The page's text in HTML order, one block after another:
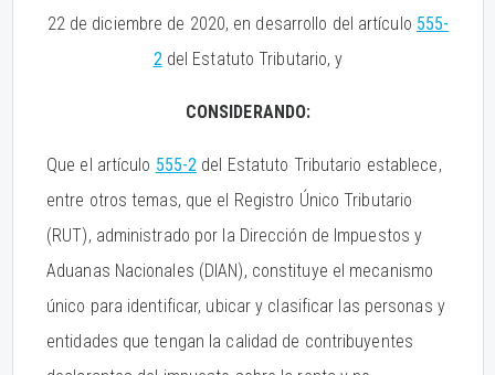
22 de diciembre de 2020, en desarrollo del artículo 555-
2del Estatuto Tributario, y
CONSIDERANDO:
Que el artículo 555-2 del Estatuto Tributario establece,
entre otros temas, que el Registro Único Tributario
(RUT), administrado por la Dirección de Impuestos y
Aduanas Nacionales (DIAN), constituye el mecanismo
único para identificar, ubicar y clasificar las personas y
entidades que tengan la calidad de contribuyentes